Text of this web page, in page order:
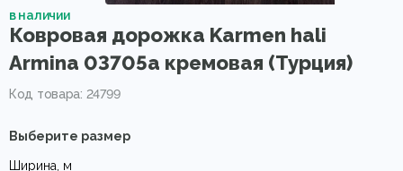
в наличии
Ковровая дорожка Karmen hali
Armina 03705a кремовая (Турция)
Код товара: 24799
Выберите размер
Ширина, м